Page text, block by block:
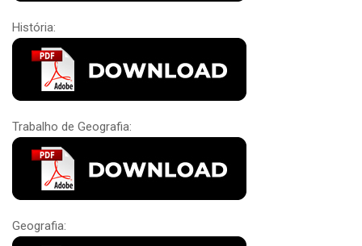
História:
Trabalho de Geografia:
Geografia: